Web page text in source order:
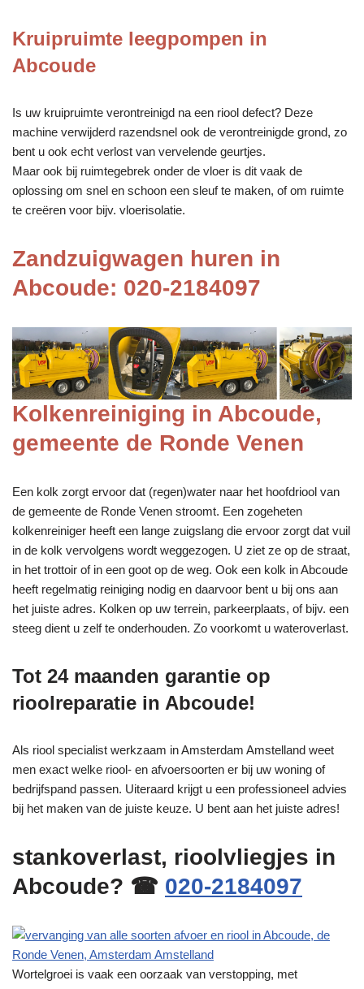
Kruipruimte leegpompen in
Abcoude
Is uw kruipruimte verontreinigd na een riool defect? Deze
machine verwijderd razendsnel ook de verontreinigde grond, zo
bent u ook echt verlost van vervelende geurtjes.
Maar ook bij ruimtegebrek onder de vloer is dit vaak de
oplossing om snel en schoon een sleuf te maken, of om ruimte
te creëren voor bijv. vloerisolatie.
Zandzuigwagen huren in
Abcoude: 020-2184097
Kolkenreiniging in Abcoude,
gemeente de Ronde Venen
Een kolk zorgt ervoor dat (regen)water naar het hoofdriool van
de gemeente de Ronde Venen stroomt. Een zogeheten
kolkenreiniger heeft een lange zuigslang die ervoor zorgt dat vuil
in de kolk vervolgens wordt weggezogen. U ziet ze op de straat,
in het trottoir of in een goot op de weg. Ook een kolk in Abcoude
heeft regelmatig reiniging nodig en daarvoor bent u bij ons aan
het juiste adres. Kolken op uw terrein, parkeerplaats, of bijv. een
steeg dient u zelf te onderhouden. Zo voorkomt u wateroverlast.
Tot 24 maanden garantie op
rioolreparatie in Abcoude!
Als riool specialist werkzaam in Amsterdam Amstelland weet
men exact welke riool- en afvoersoorten er bij uw woning of
bedrijfspand passen. Uiteraard krijgt u een professioneel advies
bij het maken van de juiste keuze. U bent aan het juiste adres!
stankoverlast, rioolvliegjes in
Abcoude? ☎ 020-2184097
Wortelgroei is vaak een oorzaak van verstopping, met